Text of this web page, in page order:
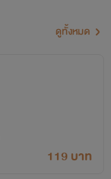
ดูทั้งหมด
119 บาท